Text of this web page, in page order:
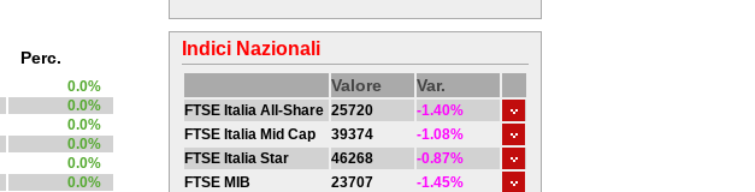
Perc.
0.0%
0.0%
0.0%
0.0%
0.0%
0.0%
Indici Nazionali
Valore Var.
FTSE Italia All-Share 25720
-1.40%
FTSE Italia Mid Cap
39374
-1.08%
FTSE Italia Star
46268
-0.87%
FTSE MIB
23707 -1.45%